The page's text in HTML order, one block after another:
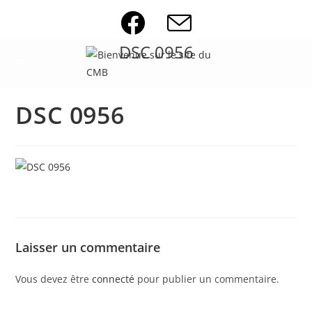
DSC 0956
DSC 0956
Laisser un commentaire
Vous devez êtreconnecté pour publier un commentaire.